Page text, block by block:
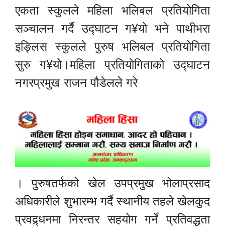
एकता स्कुलले महिला भलिबल प्रतियोगिता
सञ्चालन गर्दै उद्घाटन ग¥यो भने पाथीभरा
इङ्लिस स्कुलले पुरुष भलिबल प्रतियोगिता
सुरु ग¥यो।महिला प्रतियोगिताको उद्घाटन
नगरप्रमुख राजन पौडेलले गरे
। पुरुषतर्फको खेल उपप्रमुख भोलाप्रसाद
अधिकारीले शुभारम्भ गर्दै स्थानीय तहले खेलकुद
प्रवद्र्धनमा निरन्तर सहयोग गर्ने प्रतिवद्धता